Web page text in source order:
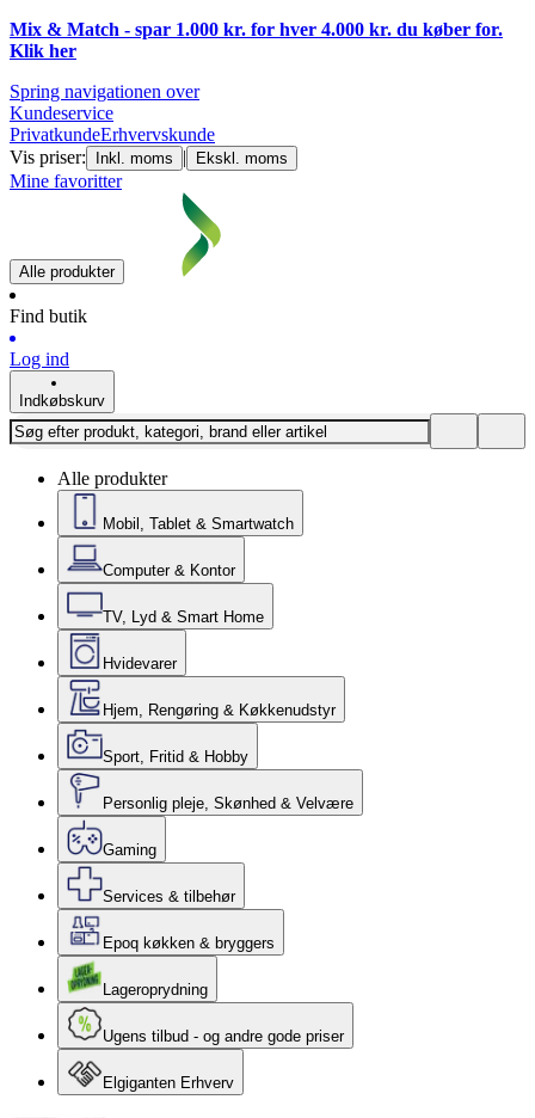
Mix & Match - spar 1.000 kr. for hver 4.000 kr. du køber for.
Klik her
Spring navigationen over
Kundeservice
PrivatkundeErhvervskunde
Vis priser:
Inkl. moms | Ekskl. moms
Mine favoritter
Alle produkter
Find butik
Log ind
Indkøbskurv
Alle produkter
Mobil, Tablet & Smartwatch
Computer & Kontor
TV, Lyd & Smart Home
Hvidevarer
Hjem, Rengøring & Køkkenudstyr
Sport, Fritid & Hobby
Personlig pleje, Skønhed & Velvære
Gaming
Services & tilbehør
Epoq køkken & bryggers
Lageroprydning
Ugens tilbud - og andre gode priser
Elgiganten Erhverv